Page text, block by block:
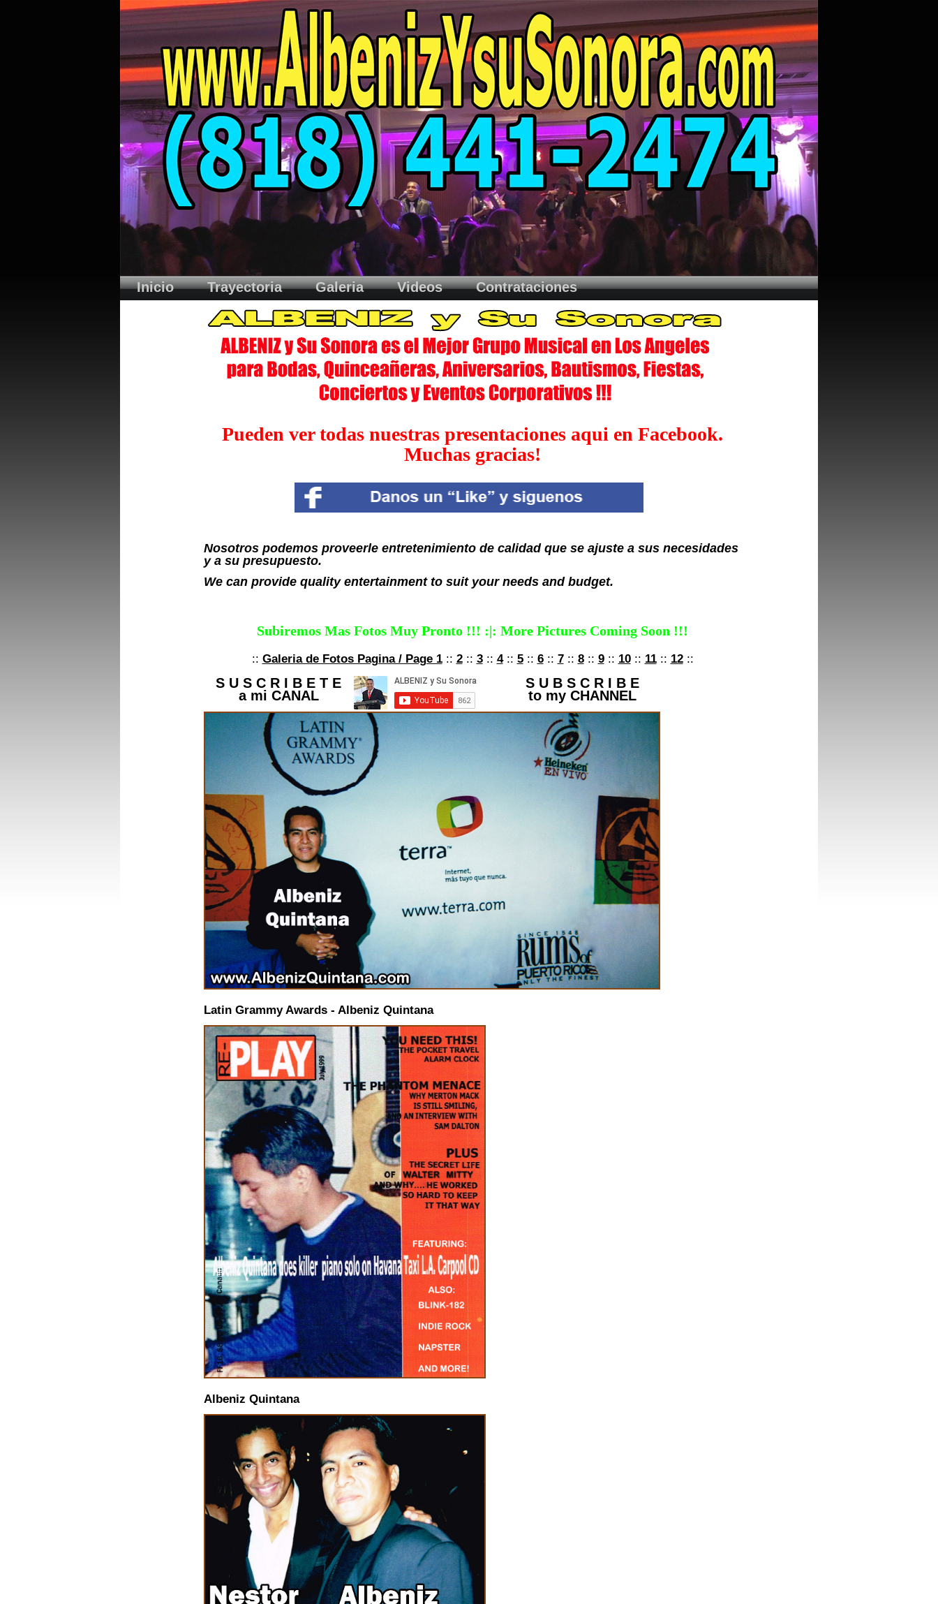
Inicio Trayectoria Galeria Videos Contrataciones
Pueden ver todas nuestras presentaciones aqui en Facebook.
Muchas gracias!
Nosotros podemos proveerle entretenimiento de calidad que se ajuste a sus necesidades
y a su presupuesto.
We can provide quality entertainment to suit your needs and budget.
Subiremos Mas Fotos Muy Pronto !!! :|: More Pictures Coming Soon !!!
:: Galeria de Fotos Pagina / Page 1:: 2:: 3:: 4:: 5:: 6:: 7:: 8:: 9:: 10:: 11:: 12::
S U S C R I B E T E
a mi CANAL
S U B S C R I B E
to my CHANNEL
Latin Grammy Awards - Albeniz Quintana
Albeniz Quintana